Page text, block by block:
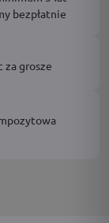
bezpłatnie
za grosze